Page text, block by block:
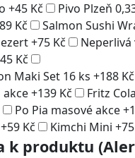
+45 Kč Pivo Plzeň
89 Kč Salmon Sushi
+75 Kč Neperlivá
45 Kč
Maki Set 16 ks +188 Kč
akce+139 Kč Fritz Cola
Po Pia masové akce+
+59 Kč Kimchi Mini +75
k produktu